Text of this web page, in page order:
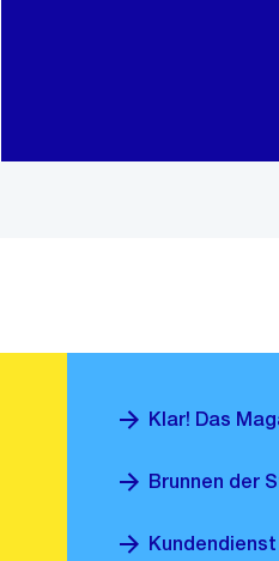
Klar! Das
Brunnen der
Kundendienst